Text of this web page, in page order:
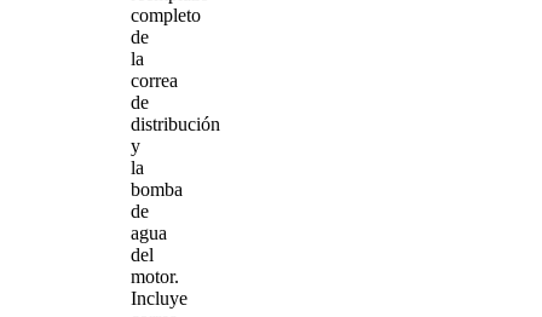
completo
de
la
correa
de
distribución
y
la
bomba
de
agua
del
motor.
Incluye